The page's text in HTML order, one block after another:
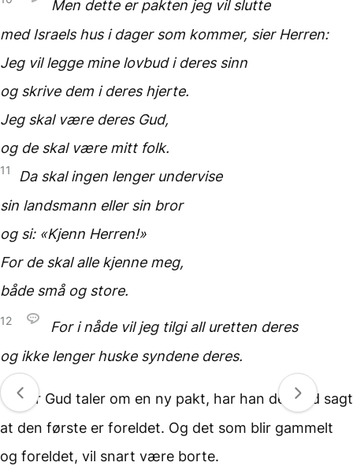
Men dette er pakten jeg vil slutte
med Israels hus i dagersom kommer, sier Herren:
Jeg vil legge mine lovbudi deres sinn
og skrive dem i deres hjerte.
Jeg skal være deres Gud,
og de skal være mitt folk.
11
Da skal ingen lenger undervise
sin landsmann eller sin bror
og si: «Kjenn Herren!»
For de skal alle kjenne meg,
både små og store.
12 For i nåde vil jeg tilgiall uretten deres
og ikke lenger huske syndene deres.
13
Når Gud taler om en ny pakt, har han dermed sagt
at den første er foreldet. Og det som blir gammelt
og foreldet, vil snart være borte.